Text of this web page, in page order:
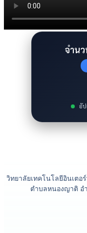
จำน
อั
วิทยาลัยเทคโนโลยีอินเต
ตำบลหนองญาติ อ